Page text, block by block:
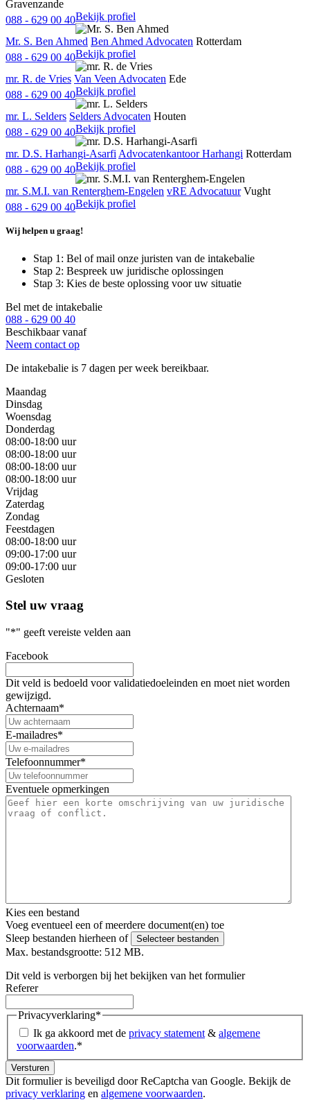
Gravenzande
088 - 629 00 40Bekijk profiel
Mr. S. Ben Ahmed Ben Ahmed Advocaten Rotterdam
088 - 629 00 40Bekijk profiel
mr. R. de Vries Van Veen Advocaten Ede
088 - 629 00 40Bekijk profiel
mr. L. Selders Selders Advocaten Houten
088 - 629 00 40Bekijk profiel
mr. D.S. Harhangi-Asarfi Advocatenkantoor Harhangi Rotterdam
088 - 629 00 40Bekijk profiel
mr. S.M.I. van Renterghem-Engelen vRE Advocatuur Vught
088 - 629 00 40Bekijk profiel
Wij helpen u graag!
Stap 1: Bel of mail onze juristen van de intakebalie
Stap 2: Bespreek uw juridische oplossingen
Stap 3: Kies de beste oplossing voor uw situatie
Bel met de intakebalie
088 - 629 00 40
Beschikbaar vanaf
Neem contact op
De intakebalie is 7 dagen per week bereikbaar.
Maandag
Dinsdag
Woensdag
Donderdag
08:00-18:00 uur
08:00-18:00 uur
08:00-18:00 uur
08:00-18:00 uur
Vrijdag
Zaterdag
Zondag
Feestdagen
08:00-18:00 uur
09:00-17:00 uur
09:00-17:00 uur
Gesloten
Stel uw vraag
"*" geeft vereiste velden aan
Facebook
Dit veld is bedoeld voor validatiedoeleinden en moet niet worden
gewijzigd.
Achternaam*
E-mailadres*
Telefoonnummer*
Eventuele opmerkingen
Kies een bestand
Voeg eventueel een of meerdere document(en) toe
Sleep bestanden hierheen of
Selecteer bestanden
Max. bestandsgrootte: 512 MB.
Dit veld is verborgen bij het bekijken van het formulier
Referer
Privacyverklaring*
Ik ga akkoord met de privacy statement & algemene
voorwaarden.*
Dit formulier is beveiligd door ReCaptcha van Google. Bekijk de
privacy verklaring en algemene voorwaarden.